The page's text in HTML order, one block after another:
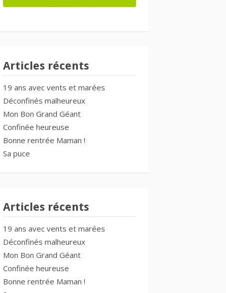
Articles récents
19 ans avec vents et marées
Déconfinés malheureux
Mon Bon Grand Géant
Confinée heureuse
Bonne rentrée Maman !
Sa puce
Articles récents
19 ans avec vents et marées
Déconfinés malheureux
Mon Bon Grand Géant
Confinée heureuse
Bonne rentrée Maman !